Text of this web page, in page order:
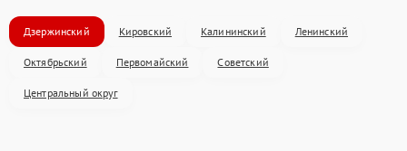
Дзержинский Кировский Калининский Ленинский
Октябрьский Первомайский Советский
Центральный округ